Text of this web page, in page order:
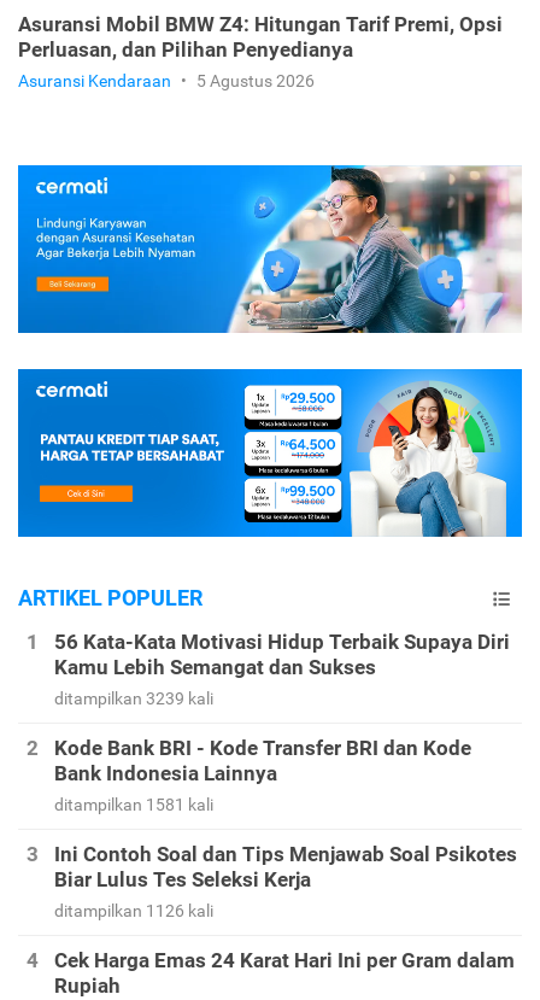
Asuransi Mobil BMW Z4: Hitungan Tarif Premi, Opsi
Perluasan, dan Pilihan Penyedianya
Asuransi Kendaraan • 5 Agustus 2026
ARTIKEL POPULER
56 Kata-Kata Motivasi Hidup Terbaik Supaya Diri
Kamu Lebih Semangat dan Sukses
ditampilkan 3239 kali
Kode Bank BRI - Kode Transfer BRI dan Kode
Bank Indonesia Lainnya
ditampilkan 1581 kali
Ini Contoh Soal dan Tips Menjawab Soal Psikotes
Biar Lulus Tes Seleksi Kerja
ditampilkan 1126 kali
Cek Harga Emas 24 Karat Hari Ini per Gram dalam
Rupiah